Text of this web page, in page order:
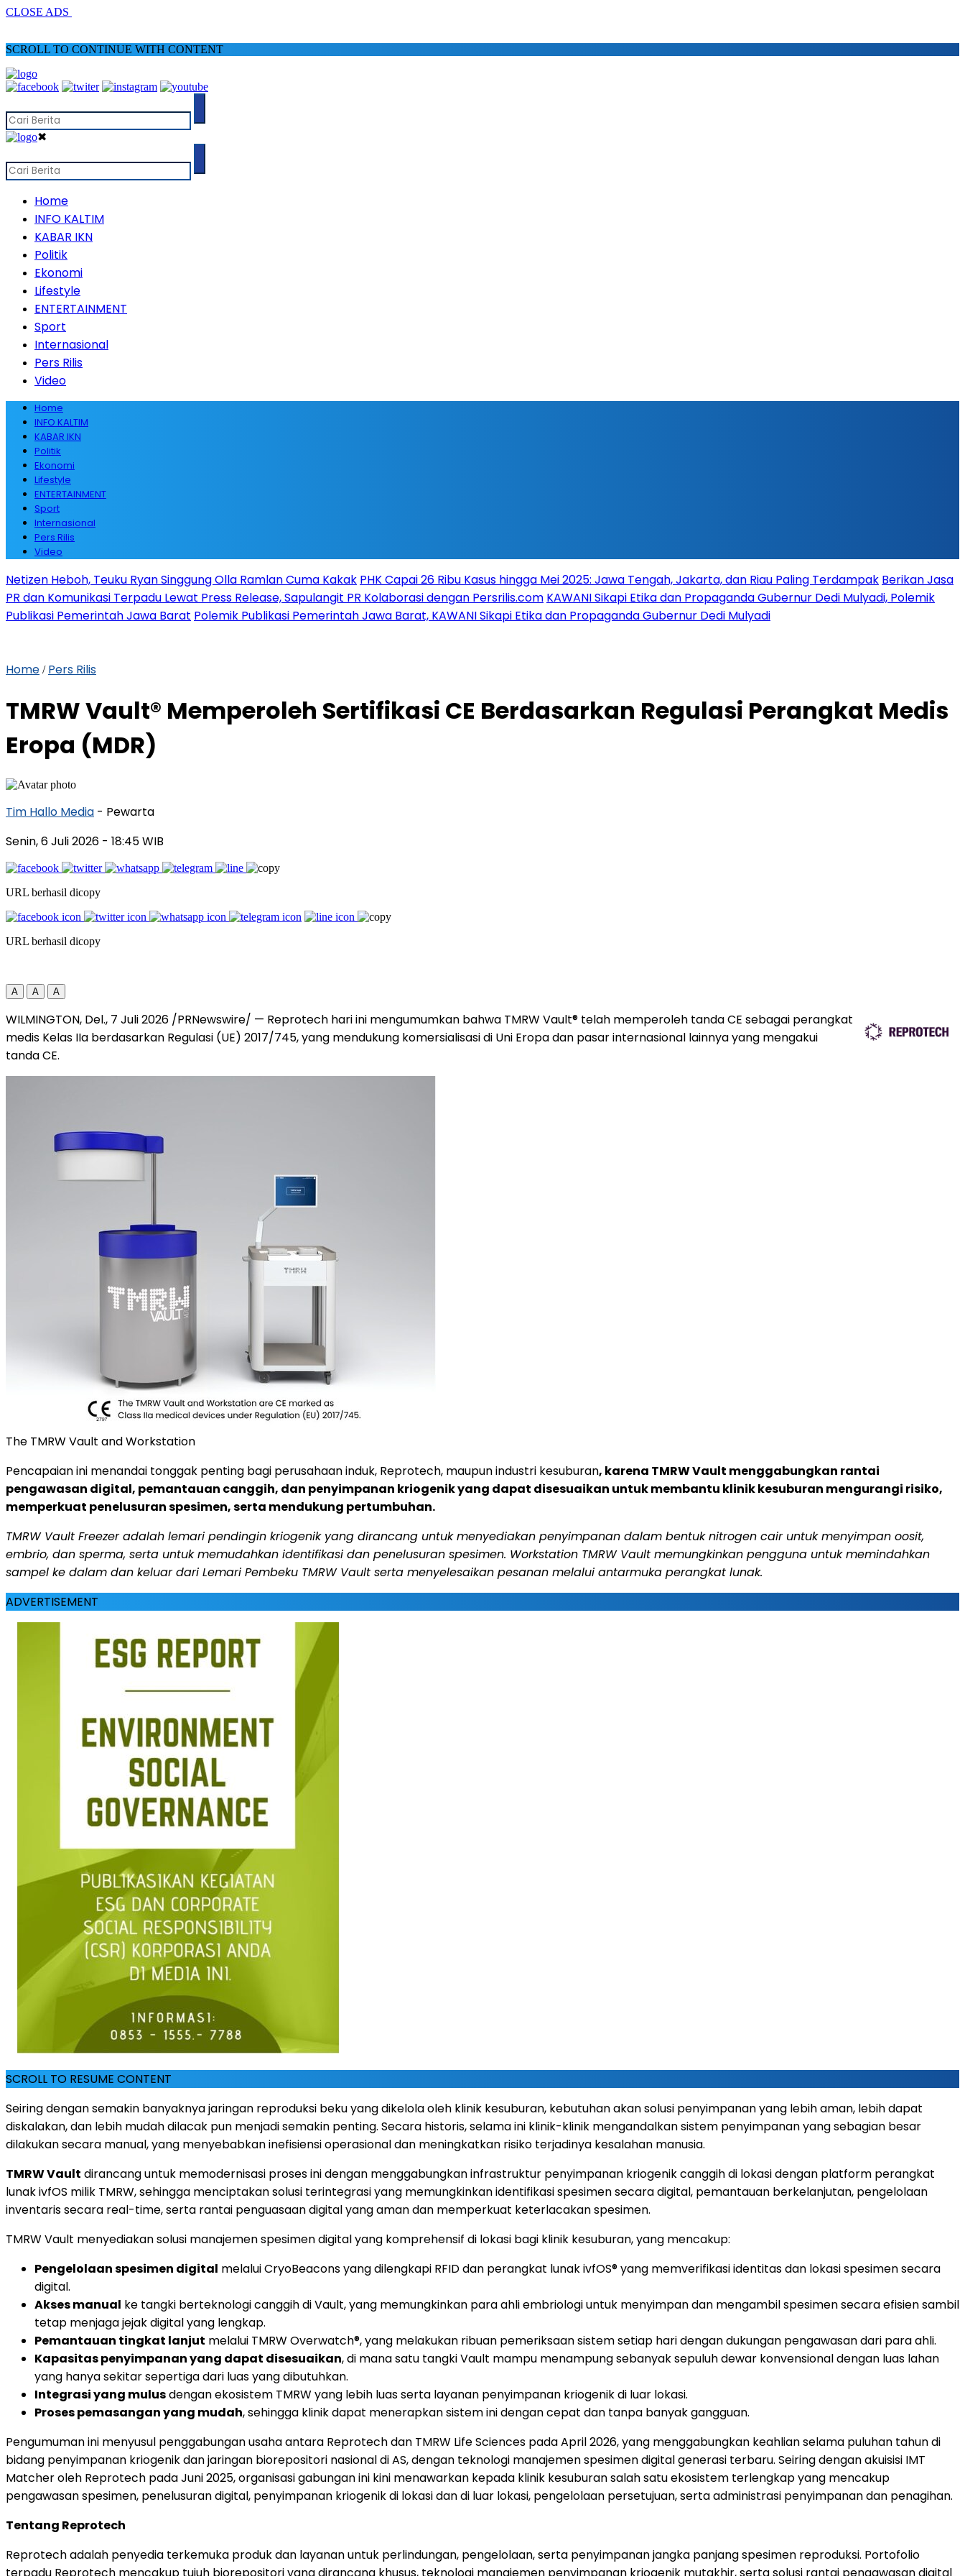
CLOSE ADS
SCROLL TO CONTINUE WITH CONTENT
✖
Home
INFO KALTIM
KABAR IKN
Politik
Ekonomi
Lifestyle
ENTERTAINMENT
Sport
Internasional
Pers Rilis
Video
Home
INFO KALTIM
KABAR IKN
Politik
Ekonomi
Lifestyle
ENTERTAINMENT
Sport
Internasional
Pers Rilis
Video
Netizen Heboh, Teuku Ryan Singgung Olla Ramlan Cuma Kakak PHK Capai 26 Ribu Kasus hingga Mei 2025: Jawa Tengah, Jakarta, dan Riau Paling Terdampak Berikan Jasa
PR dan Komunikasi Terpadu Lewat Press Release, Sapulangit PR Kolaborasi dengan Persrilis.com KAWANI Sikapi Etika dan Propaganda Gubernur Dedi Mulyadi, Polemik
Publikasi Pemerintah Jawa Barat Polemik Publikasi Pemerintah Jawa Barat, KAWANI Sikapi Etika dan Propaganda Gubernur Dedi Mulyadi
Home / Pers Rilis
TMRW Vault® Memperoleh Sertifikasi CE Berdasarkan Regulasi Perangkat Medis
Eropa (MDR)
Tim Hallo Media - Pewarta
Senin, 6 Juli 2026 - 18:45 WIB
URL berhasil dicopy
URL berhasil dicopy
A A A
WILMINGTON, Del., 7 Juli 2026 /PRNewswire/ — Reprotech hari ini mengumumkan bahwa TMRW Vault® telah memperoleh tanda CE sebagai perangkat
medis Kelas IIa berdasarkan Regulasi (UE) 2017/745, yang mendukung komersialisasi di Uni Eropa dan pasar internasional lainnya yang mengakui
tanda CE.
The TMRW Vault and Workstation
Pencapaian ini menandai tonggak penting bagi perusahaan induk, Reprotech, maupun industri kesuburan, karena TMRW Vault menggabungkan rantai
pengawasan digital, pemantauan canggih, dan penyimpanan kriogenik yang dapat disesuaikan untuk membantu klinik kesuburan mengurangi risiko,
memperkuat penelusuran spesimen, serta mendukung pertumbuhan.
TMRW Vault Freezer adalah lemari pendingin kriogenik yang dirancang untuk menyediakan penyimpanan dalam bentuk nitrogen cair untuk menyimpan oosit,
embrio, dan sperma, serta untuk memudahkan identifikasi dan penelusuran spesimen. Workstation TMRW Vault memungkinkan pengguna untuk memindahkan
sampel ke dalam dan keluar dari Lemari Pembeku TMRW Vault serta menyelesaikan pesanan melalui antarmuka perangkat lunak.
ADVERTISEMENT
SCROLL TO RESUME CONTENT
Seiring dengan semakin banyaknya jaringan reproduksi beku yang dikelola oleh klinik kesuburan, kebutuhan akan solusi penyimpanan yang lebih aman, lebih dapat
diskalakan, dan lebih mudah dilacak pun menjadi semakin penting. Secara historis, selama ini klinik-klinik mengandalkan sistem penyimpanan yang sebagian besar
dilakukan secara manual, yang menyebabkan inefisiensi operasional dan meningkatkan risiko terjadinya kesalahan manusia.
TMRW Vault dirancang untuk memodernisasi proses ini dengan menggabungkan infrastruktur penyimpanan kriogenik canggih di lokasi dengan platform perangkat
lunak ivfOS milik TMRW, sehingga menciptakan solusi terintegrasi yang memungkinkan identifikasi spesimen secara digital, pemantauan berkelanjutan, pengelolaan
inventaris secara real-time, serta rantai penguasaan digital yang aman dan memperkuat keterlacakan spesimen.
TMRW Vault menyediakan solusi manajemen spesimen digital yang komprehensif di lokasi bagi klinik kesuburan, yang mencakup:
Pengelolaan spesimen digital melalui CryoBeacons yang dilengkapi RFID dan perangkat lunak ivfOS® yang memverifikasi identitas dan lokasi spesimen secara
digital.
Akses manual ke tangki berteknologi canggih di Vault, yang memungkinkan para ahli embriologi untuk menyimpan dan mengambil spesimen secara efisien sambil
tetap menjaga jejak digital yang lengkap.
Pemantauan tingkat lanjut melalui TMRW Overwatch®, yang melakukan ribuan pemeriksaan sistem setiap hari dengan dukungan pengawasan dari para ahli.
Kapasitas penyimpanan yang dapat disesuaikan, di mana satu tangki Vault mampu menampung sebanyak sepuluh dewar konvensional dengan luas lahan
yang hanya sekitar sepertiga dari luas yang dibutuhkan.
Integrasi yang mulusdengan ekosistem TMRW yang lebih luas serta layanan penyimpanan kriogenik di luar lokasi.
Proses pemasangan yang mudah, sehingga klinik dapat menerapkan sistem ini dengan cepat dan tanpa banyak gangguan.
Pengumuman ini menyusul penggabungan usaha antara Reprotech dan TMRW Life Sciences pada April 2026, yang menggabungkan keahlian selama puluhan tahun di
bidang penyimpanan kriogenik dan jaringan biorepositori nasional di AS, dengan teknologi manajemen spesimen digital generasi terbaru. Seiring dengan akuisisi IMT
Matcher oleh Reprotech pada Juni 2025, organisasi gabungan ini kini menawarkan kepada klinik kesuburan salah satu ekosistem terlengkap yang mencakup
pengawasan spesimen, penelusuran digital, penyimpanan kriogenik di lokasi dan di luar lokasi, pengelolaan persetujuan, serta administrasi penyimpanan dan penagihan.
Tentang Reprotech
Reprotech adalah penyedia terkemuka produk dan layanan untuk perlindungan, pengelolaan, serta penyimpanan jangka panjang spesimen reproduksi. Portofolio
terpadu Reprotech mencakup tujuh biorepositori yang dirancang khusus, teknologi manajemen penyimpanan kriogenik mutakhir, serta solusi rantai pengawasan digital